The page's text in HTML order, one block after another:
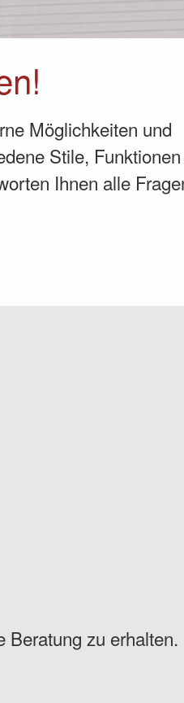
Möglichkeiten und
Stile,
Ihnen alle
Beratung zu erhalten.